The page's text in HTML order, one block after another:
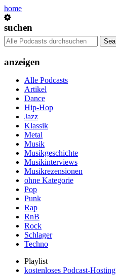
home
suchen
anzeigen
Alle Podcasts
Artikel
Dance
Hip-Hop
Jazz
Klassik
Metal
Musik
Musikgeschichte
Musikinterviews
Musikrezensionen
ohne Kategorie
Pop
Punk
Rap
RnB
Rock
Schlager
Techno
Playlist
kostenloses Podcast-Hosting